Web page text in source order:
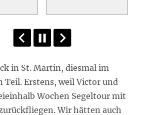
in St. Martin, diesmal im
Teil. Erstens, weil Victor und
Wochen Segeltour mit
Wir hätten auch